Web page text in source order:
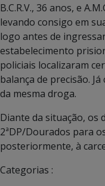
B.C.R.V., 36 anos, e
levando consigo em
logo antes de
estabelecimento
policiais localizaram
balança de precisão.
da mesma droga.
Diante da situação, os
2ªDP/Dourados para
posteriormente, à
Categorias :